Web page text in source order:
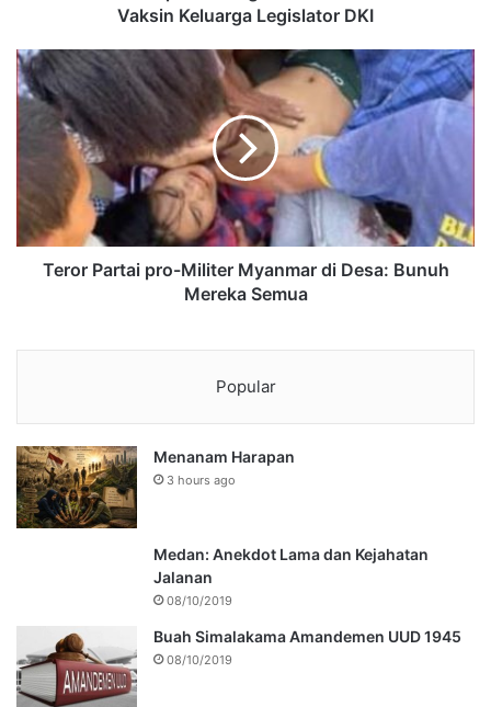
Vaksin Keluarga Legislator DKI
Teror Partai pro-Militer Myanmar di Desa: Bunuh
Mereka Semua
Popular
Menanam Harapan
3 hours ago
Medan: Anekdot Lama dan Kejahatan
Jalanan
08/10/2019
Buah Simalakama Amandemen UUD 1945
08/10/2019